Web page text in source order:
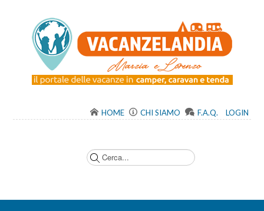
HOME CHI SIAMO F.A.Q. LOGIN